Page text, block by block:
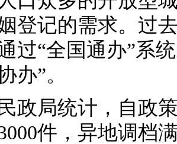
登记的需求。过
过“全国通办”系
办”。
政局统计，自政
件，异地调档